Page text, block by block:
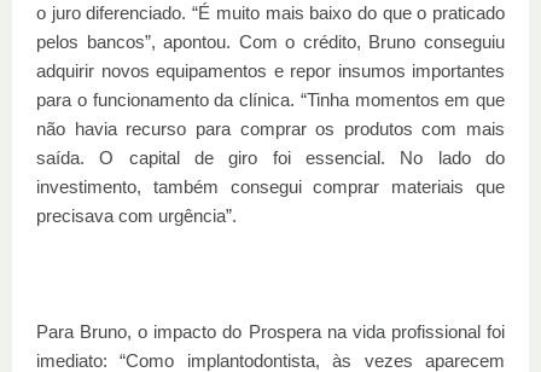
o juro diferenciado. “É muito mais baixo do que o praticado
pelos bancos”, apontou. Com o crédito, Bruno conseguiu
adquirir novos equipamentos e repor insumos importantes
para o funcionamento da clínica. “Tinha momentos em que
não havia recurso para comprar os produtos com mais
saída. O capital de giro foi essencial. No lado do
investimento, também consegui comprar materiais que
precisava com urgência”.
Para Bruno, o impacto do Prospera na vida profissional foi
imediato: “Como implantodontista, às vezes aparecem